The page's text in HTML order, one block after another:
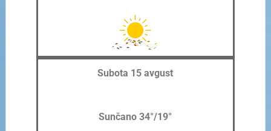
Subota 15 avgust
Sunčano 34°/19°